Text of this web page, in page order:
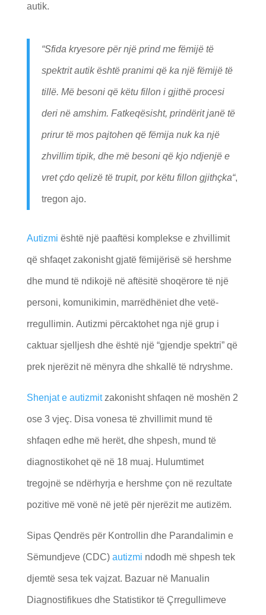
autik.
“Sfida kryesore për një prind me fëmijë të
spektrit autik është pranimi që ka një fëmijë të
tillë. Më besoni që këtu fillon i gjithë procesi
deri në amshim. Fatkeqësisht, prindërit janë të
prirur të mos pajtohen që fëmija nuk ka një
zhvillim tipik, dhe më besoni që kjo ndjenjë e
vret çdo qelizë të trupit, por këtu fillon gjithçka“,
tregon ajo.
Autizmi është një paaftësi komplekse e zhvillimit
që shfaqet zakonisht gjatë fëmijërisë së hershme
dhe mund të ndikojë në aftësitë shoqërore të një
personi, komunikimin, marrëdhëniet dhe vetë-
rregullimin. Autizmi përcaktohet nga një grup i
caktuar sjelljesh dhe është një “gjendje spektri” që
prek njerëzit në mënyra dhe shkallë të ndryshme.
Shenjat e autizmit zakonisht shfaqen në moshën 2
ose 3 vjeç. Disa vonesa të zhvillimit mund të
shfaqen edhe më herët, dhe shpesh, mund të
diagnostikohet që në 18 muaj. Hulumtimet
tregojnë se ndërhyrja e hershme çon në rezultate
pozitive më vonë në jetë për njerëzit me autizëm.
Sipas Qendrës për Kontrollin dhe Parandalimin e
Sëmundjeve (CDC) autizmi ndodh më shpesh tek
djemtë sesa tek vajzat. Bazuar në Manualin
Diagnostifikues dhe Statistikor të Çrregullimeve